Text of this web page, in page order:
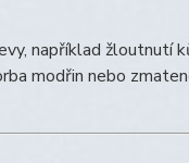
například žloutnutí
modřin nebo